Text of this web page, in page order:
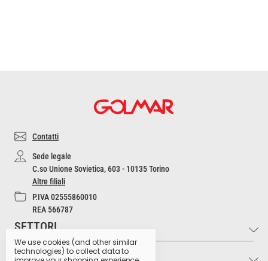
Contatti
Sede legale
C.so Unione Sovietica, 603 - 10135 Torino
Altre filiali
P.IVA 02555860010
REA 566787
SETTORI
Industria e Artigianato
INFO
We use cookies (and other similar
technologies) to collect data to